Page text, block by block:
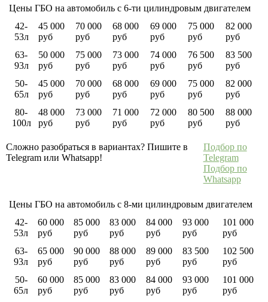
Цены ГБО на автомобиль с 6-ти цилиндровым двигателем
42-
53л
45 000
руб
70 000
руб
68 000
руб
69 000
руб
75 000
руб
82 000
руб
63-
93л
50 000
руб
75 000
руб
73 000
руб
74 000
руб
76 500
руб
83 500
руб
50-
65л
45 000
руб
70 000
руб
68 000
руб
69 000
руб
75 000
руб
82 000
руб
80-
100л
48 000
руб
73 000
руб
71 000
руб
72 000
руб
80 500
руб
88 000
руб
Сложно разобраться в вариантах? Пишите в
Telegram или Whatsapp!
Подбор по
Telegram
Подбор по
Whatsapp
Цены ГБО на автомобиль с 8-ми цилиндровым двигателем
42-
53л
60 000
руб
85 000
руб
83 000
руб
84 000
руб
93 000
руб
101 000
руб
63-
93л
65 000
руб
90 000
руб
88 000
руб
89 000
руб
83 500
руб
102 500
руб
50-
65л
60 000
руб
85 000
руб
83 000
руб
84 000
руб
93 000
руб
101 000
руб